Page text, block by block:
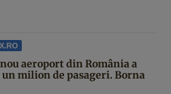
aeroport din România a
un milion de pasageri. Borna